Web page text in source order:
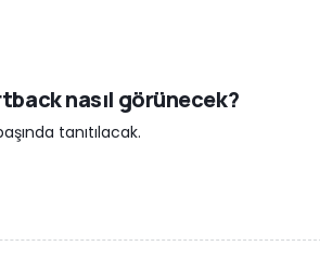
nasıl görünecek?
tanıtılacak.